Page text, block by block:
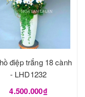
điệp trắng 18 cành
- LHD1232
4.500.000₫